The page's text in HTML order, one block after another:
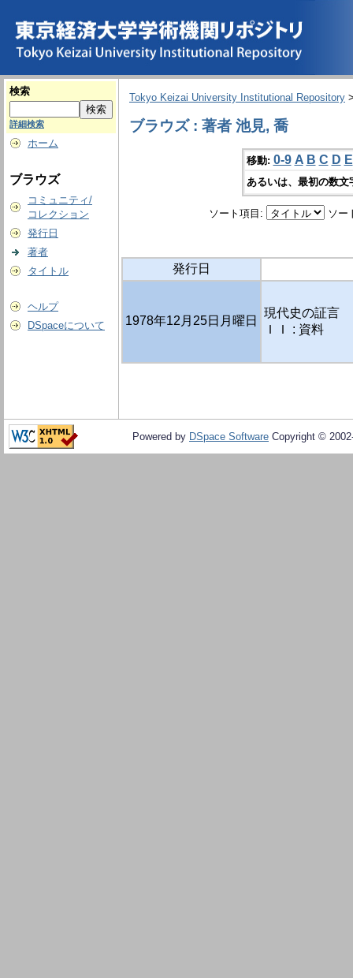
検索
詳細検索
ホーム
ブラウズ
コミュニティ/
コレクション
発行日
著者
タイトル
ヘルプ
DSpaceについて
Tokyo Keizai University Institutional Repository
ブラウズ : 著者 池見, 喬
移動: 0-9 A B C D E
あるいは、最初の数
ソート項目: ソー
発行日
1978年12月25日月曜日
現代史の証言
ＩＩ : 資料
Powered by DSpace Software Copyright ©